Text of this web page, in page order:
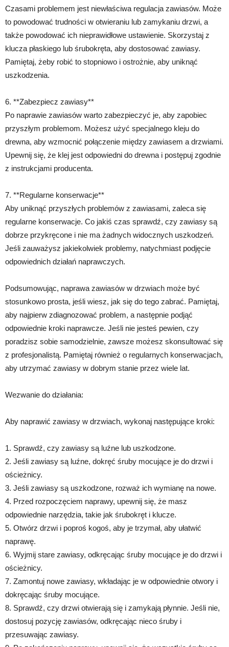
Czasami problemem jest niewłaściwa regulacja zawiasów. Może
to powodować trudności w otwieraniu lub zamykaniu drzwi, a
także powodować ich nieprawidłowe ustawienie. Skorzystaj z
klucza płaskiego lub śrubokręta, aby dostosować zawiasy.
Pamiętaj, żeby robić to stopniowo i ostrożnie, aby uniknąć
uszkodzenia.
6. **Zabezpiecz zawiasy**
Po naprawie zawiasów warto zabezpieczyć je, aby zapobiec
przyszłym problemom. Możesz użyć specjalnego kleju do
drewna, aby wzmocnić połączenie między zawiasem a drzwiami.
Upewnij się, że klej jest odpowiedni do drewna i postępuj zgodnie
z instrukcjami producenta.
7. **Regularne konserwacje**
Aby uniknąć przyszłych problemów z zawiasami, zaleca się
regularne konserwacje. Co jakiś czas sprawdź, czy zawiasy są
dobrze przykręcone i nie ma żadnych widocznych uszkodzeń.
Jeśli zauważysz jakiekolwiek problemy, natychmiast podjęcie
odpowiednich działań naprawczych.
Podsumowując, naprawa zawiasów w drzwiach może być
stosunkowo prosta, jeśli wiesz, jak się do tego zabrać. Pamiętaj,
aby najpierw zdiagnozować problem, a następnie podjąć
odpowiednie kroki naprawcze. Jeśli nie jesteś pewien, czy
poradzisz sobie samodzielnie, zawsze możesz skonsultować się
z profesjonalistą. Pamiętaj również o regularnych konserwacjach,
aby utrzymać zawiasy w dobrym stanie przez wiele lat.
Wezwanie do działania:
Aby naprawić zawiasy w drzwiach, wykonaj następujące kroki:
1. Sprawdź, czy zawiasy są luźne lub uszkodzone.
2. Jeśli zawiasy są luźne, dokręć śruby mocujące je do drzwi i
ościeżnicy.
3. Jeśli zawiasy są uszkodzone, rozważ ich wymianę na nowe.
4. Przed rozpoczęciem naprawy, upewnij się, że masz
odpowiednie narzędzia, takie jak śrubokręt i klucze.
5. Otwórz drzwi i poproś kogoś, aby je trzymał, aby ułatwić
naprawę.
6. Wyjmij stare zawiasy, odkręcając śruby mocujące je do drzwi i
ościeżnicy.
7. Zamontuj nowe zawiasy, wkładając je w odpowiednie otwory i
dokręcając śruby mocujące.
8. Sprawdź, czy drzwi otwierają się i zamykają płynnie. Jeśli nie,
dostosuj pozycję zawiasów, odkręcając nieco śruby i
przesuwając zawiasy.